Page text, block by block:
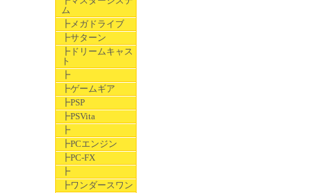
ム
┣メガドライブ
┣サターン
┣ドリームキャス
ト
┣
┣ゲームギア
┣PSP
┣PSVita
┣
┣PCエンジン
┣PC-FX
┣
┣ワンダースワン